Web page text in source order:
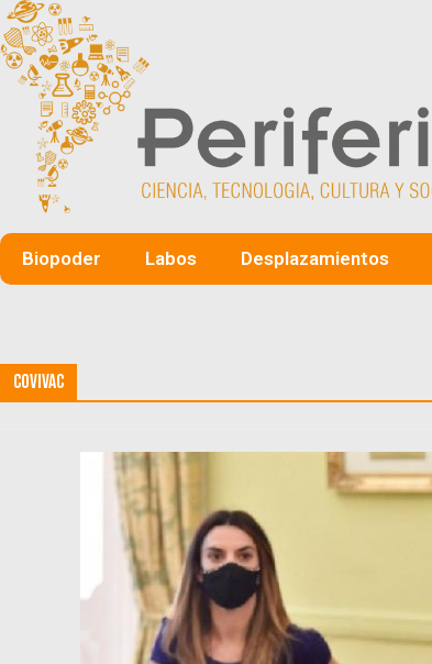
Biopoder Labos Desplazamientos
CoviVac